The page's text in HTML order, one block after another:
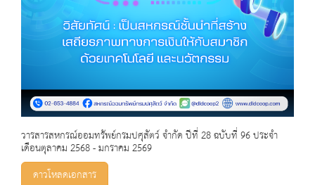
วารสารสหกรณ์ออมทรัพย์กรมปศุสัตว์ จำกัด ปีที่ 28 ฉบับที่ 96 ประจำ
เดือนตุลาคม 2568 - มกราคม 2569
ดาวโหลดเอกสาร